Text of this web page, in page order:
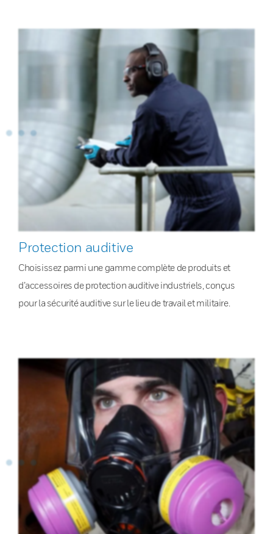
Protection auditive
Choisissez parmi une gamme complète de produits et
d’accessoires de protection auditive industriels, conçus
pour la sécurité auditive sur le lieu de travail et militaire.